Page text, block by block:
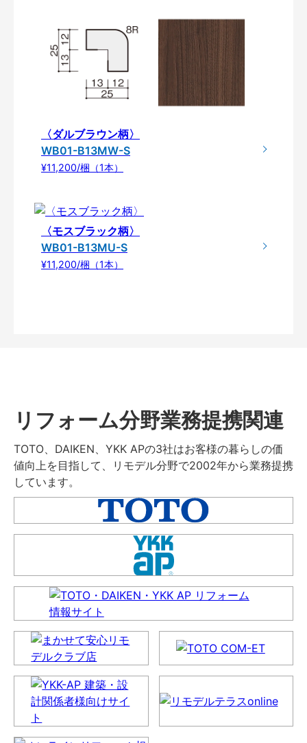
〈ダルブラウン柄〉
WB01-B13MW-S
¥11,200/梱（1本）
〈モスブラック柄〉
WB01-B13MU-S
¥11,200/梱（1本）
リフォーム分野業務提携関連
TOTO、DAIKEN、YKK APの3社はお客様の暮らしの価
値向上を目指して、リモデル分野で2002年から業務提携
しています。